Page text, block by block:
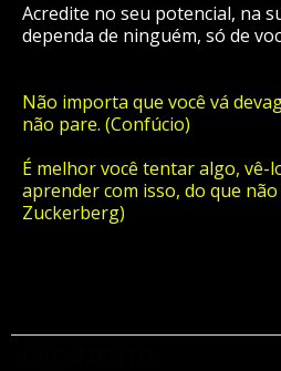
Acredite no seu potencial, na
dependa de ninguém, só de
Não importa que você vá
não pare. (Confúcio)
É melhor você tentar algo, vê-
aprender com isso, do que
Zuckerberg)